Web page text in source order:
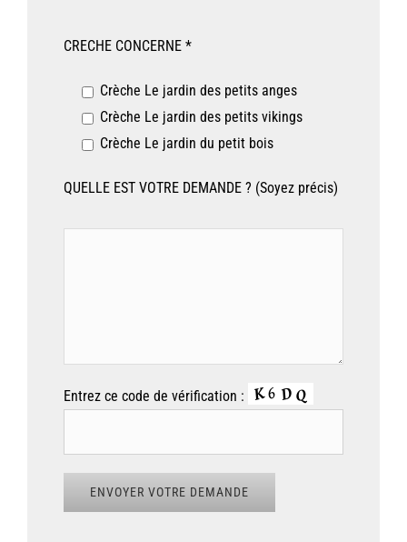
CRECHE CONCERNE *
Crèche Le jardin des petits anges
Crèche Le jardin des petits vikings
Crèche Le jardin du petit bois
QUELLE EST VOTRE DEMANDE ? (Soyez précis)
Entrez ce code de vérification :